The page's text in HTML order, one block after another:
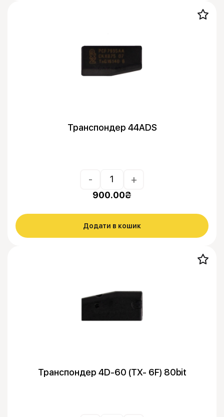
Транспондер 44ADS
- +
900.00₴
Додати в кошик
Транспондер 4D-60 (TX- 6F) 80bit